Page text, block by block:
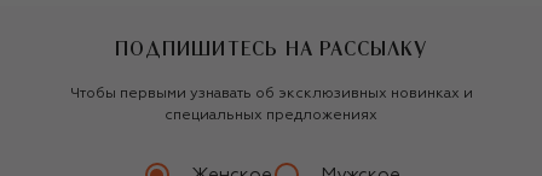
ПОДПИШИТЕСЬ НА РАССЫЛКУ
Чтобы первыми узнавать об эксклюзивных новинках и
специальных предложениях